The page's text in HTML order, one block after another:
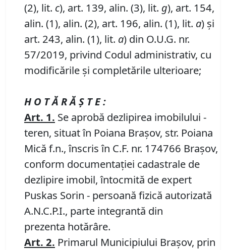
(2), lit. c), art. 139, alin. (3), lit. g), art. 154,
alin. (1), alin. (2), art. 196, alin. (1), lit. a) și
art. 243, alin. (1), lit. a) din O.U.G. nr.
57/2019, privind Codul administrativ, cu
modificările și completările ulterioare;
H O T Ă R Ă Ş T E :
Art. 1. Se aprobă dezlipirea imobilului -
teren, situat în Poiana Braşov, str. Poiana
Mică f.n., înscris în C.F. nr. 174766 Braşov,
conform documentaţiei cadastrale de
dezlipire imobil, întocmită de expert
Puskas Sorin - persoană fizică autorizată
A.N.C.P.I., parte integrantă din
prezenta hotărâre.
Art. 2. Primarul Municipiului Brașov, prin